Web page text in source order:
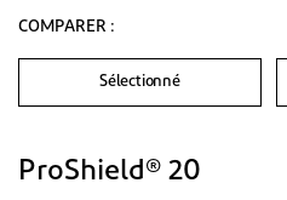
COMPARER :
Sélectionné
ProShield® 20